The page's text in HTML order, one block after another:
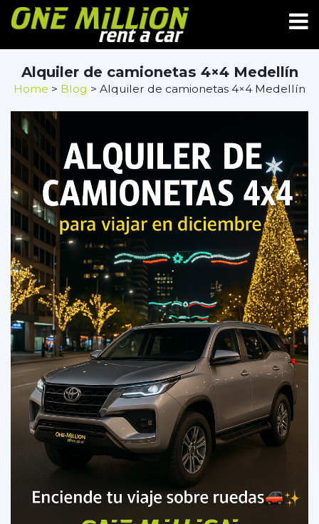
Alquiler de camionetas 4×4 Medellín
Home > Blog > Alquiler de camionetas 4×4 Medellín